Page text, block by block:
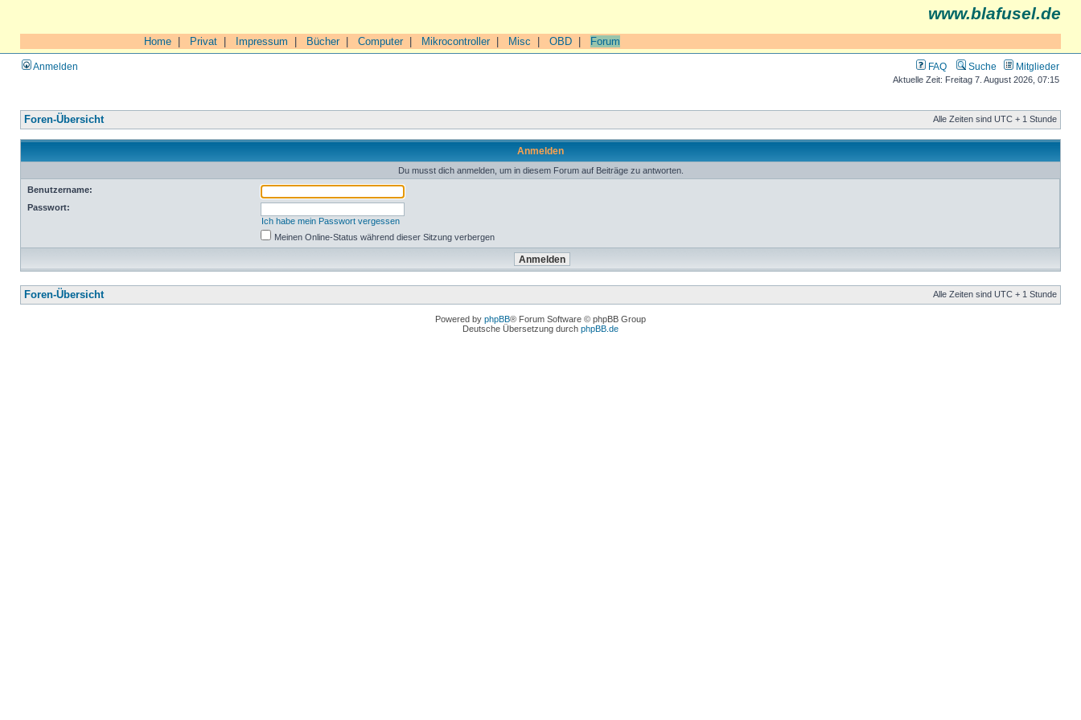
www.blafusel.de
Home Privat Impressum Bücher| Computer| Mikrocontroller| Misc OBD Forum
Anmelden FAQ Suche Mitglieder
Aktuelle Zeit: Freitag 7. August 2026, 07:15
Foren-Übersicht Alle Zeiten sind UTC + 1 Stunde
Anmelden
Du musst dich anmelden, um in diesem Forum auf Beiträge zu antworten.
Benutzername:
Passwort:
Ich habe mein Passwort vergessen
Meinen Online-Status während dieser Sitzung verbergen
Foren-Übersicht Alle Zeiten sind UTC + 1 Stunde
Powered by phpBB® Forum Software © phpBB Group
Deutsche Übersetzung durch phpBB.de